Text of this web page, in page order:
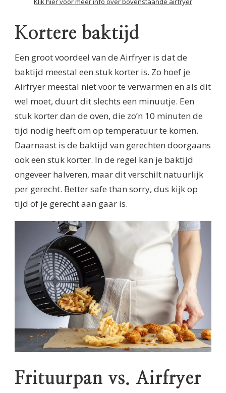
Kortere baktijd
Een groot voordeel van de Airfryer is dat de
baktijd meestal een stuk korter is. Zo hoef je
Airfryer meestal niet voor te verwarmen en als dit
wel moet, duurt dit slechts een minuutje. Een
stuk korter dan de oven, die zo’n 10 minuten de
tijd nodig heeft om op temperatuur te komen.
Daarnaast is de baktijd van gerechten doorgaans
ook een stuk korter. In de regel kan je baktijd
ongeveer halveren, maar dit verschilt natuurlijk
per gerecht. Better safe than sorry, dus kijk op
tijd of je gerecht aan gaar is.
Frituurpan vs. Airfryer